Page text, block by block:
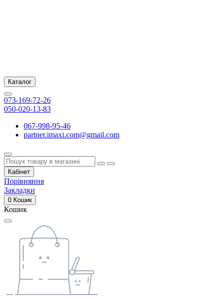
Каталог
073-169-72-26
050-020-13-83
067-998-95-46
partner.imaxi.com@gmail.com
Кабінет
Порівняння
Закладки
0 Кошик
Кошик